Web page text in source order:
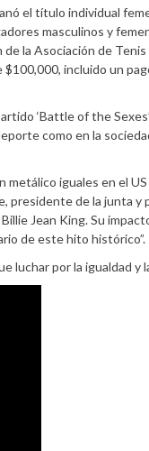
el título individual
masculinos y
la Asociación de Tenis
incluido un
‘Battle of the
como en la
metálico iguales en el
presidente de la junta
Jean King. Su
de este hito histórico”.
luchar por la igualdad y